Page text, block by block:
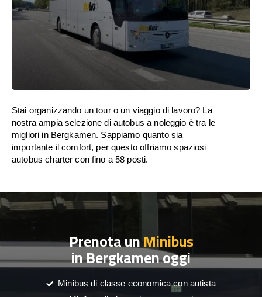
Stai organizzando un tour o un viaggio di lavoro? La
nostra ampia selezione di autobus a noleggio è tra le
migliori in Bergkamen. Sappiamo quanto sia
importante il comfort, per questo offriamo spaziosi
autobus charter con fino a 58 posti.
Prenota unMinibus
in Bergkamen oggi
Minibus di classe economica con autista